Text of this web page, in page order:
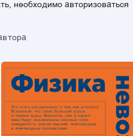
необходимо авторизоваться